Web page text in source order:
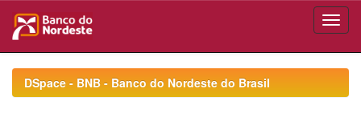
navigationDSpace - BNB - Banco do Nordeste do Brasil